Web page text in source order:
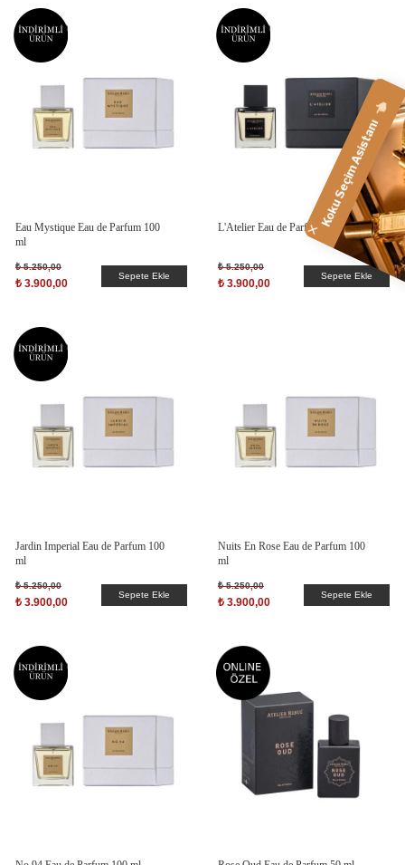
Eau Mystique Eau de Parfum 100
ml
₺ 5.250,00
₺ 3.900,00
Sepete Ekle
L'Atelier Eau de Parfum 100 ml
₺ 5.250,00
₺ 3.900,00
Sepete Ekle
Jardin Imperial Eau de Parfum 100
ml
₺ 5.250,00
₺ 3.900,00
Sepete Ekle
Nuits En Rose Eau de Parfum 100
ml
₺ 5.250,00
₺ 3.900,00
Sepete Ekle
Koku Seçim Asistanı 👈🏻